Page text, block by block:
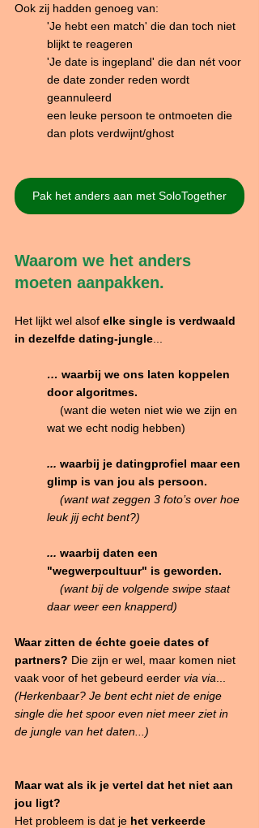
Ook zij hadden genoeg van:
'Je hebt een match' die dan toch niet
blijkt te reageren
'Je date is ingepland' die dan nét voor
de date zonder reden wordt
geannuleerd
een leuke persoon te ontmoeten die
dan plots verdwijnt/ghost
Pak het anders aan met SoloTogether
Waarom we het anders
moeten aanpakken.
Het lijkt wel alsof elke single is verdwaald
in dezelfde dating-jungle
… waarbij we ons laten koppelen
door algoritmes.
wat we echt nodig hebben)
... waarbij je datingprofiel maar een
glimp is van jou als persoon.
(want wat zeggen 3 foto’s over hoe
leuk jij echt bent?)
... waarbij daten een
"wegwerpcultuur" is geworden.
(want bij de volgende swipe staat
daar weer een knapperd)
Waar zitten de échte goeie dates of
partners? Die zijn er wel, maar komen niet
vaak voor of het gebeurd eerder via via
(Herkenbaar? Je bent echt niet de enige
single die het spoor even niet meer ziet in
de jungle van het daten...)
Maar wat als ik je vertel dat het niet aan
jou ligt?
Het probleem is dat je het verkeerde